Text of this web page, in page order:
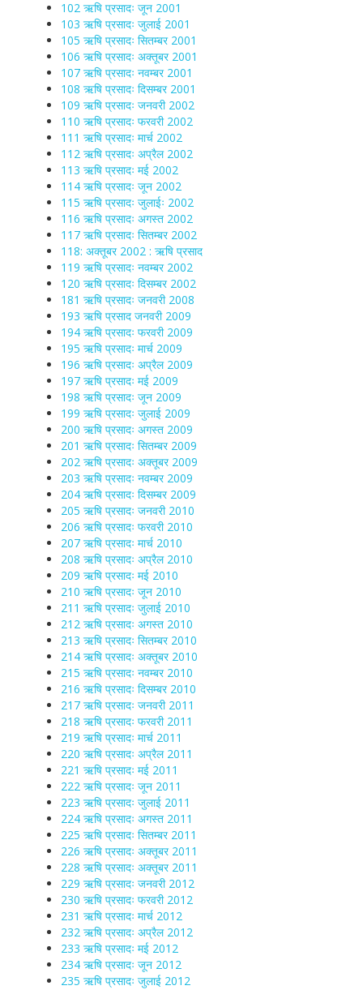
102 ऋषि प्रसादः जून 2001
103 ऋषि प्रसादः जुलाई 2001
105 ऋषि प्रसादः सितम्बर 2001
106 ऋषि प्रसादः अक्तूबर 2001
107 ऋषि प्रसादः नवम्बर 2001
108 ऋषि प्रसादः दिसम्बर 2001
109 ऋषि प्रसादः जनवरी 2002
110 ऋषि प्रसादः फरवरी 2002
111 ऋषि प्रसादः मार्च 2002
112 ऋषि प्रसादः अप्रैल 2002
113 ऋषि प्रसादः मई 2002
114 ऋषि प्रसादः जून 2002
115 ऋषि प्रसादः जुलाईः 2002
116 ऋषि प्रसादः अगस्त 2002
117 ऋषि प्रसादः सितम्बर 2002
118: अक्तूबर 2002 : ऋषि प्रसाद
119 ऋषि प्रसादः नवम्बर 2002
120 ऋषि प्रसादः दिसम्बर 2002
181 ऋषि प्रसादः जनवरी 2008
193 ऋषि प्रसाद जनवरी 2009
194 ऋषि प्रसादः फरवरी 2009
195 ऋषि प्रसादः मार्च 2009
196 ऋषि प्रसादः अप्रैल 2009
197 ऋषि प्रसादः मई 2009
198 ऋषि प्रसादः जून 2009
199 ऋषि प्रसादः जुलाई 2009
200 ऋषि प्रसादः अगस्त 2009
201 ऋषि प्रसादः सितम्बर 2009
202 ऋषि प्रसादः अक्तूबर 2009
203 ऋषि प्रसादः नवम्बर 2009
204 ऋषि प्रसादः दिसम्बर 2009
205 ऋषि प्रसादः जनवरी 2010
206 ऋषि प्रसादः फरवरी 2010
207 ऋषि प्रसादः मार्च 2010
208 ऋषि प्रसादः अप्रैल 2010
209 ऋषि प्रसादः मई 2010
210 ऋषि प्रसादः जून 2010
211 ऋषि प्रसादः जुलाई 2010
212 ऋषि प्रसादः अगस्त 2010
213 ऋषि प्रसादः सितम्बर 2010
214 ऋषि प्रसादः अक्तूबर 2010
215 ऋषि प्रसादः नवम्बर 2010
216 ऋषि प्रसादः दिसम्बर 2010
217 ऋषि प्रसादः जनवरी 2011
218 ऋषि प्रसादः फरवरी 2011
219 ऋषि प्रसादः मार्च 2011
220 ऋषि प्रसादः अप्रैल 2011
221 ऋषि प्रसादः मई 2011
222 ऋषि प्रसादः जून 2011
223 ऋषि प्रसादः जुलाई 2011
224 ऋषि प्रसादः अगस्त 2011
225 ऋषि प्रसादः सितम्बर 2011
226 ऋषि प्रसादः अक्तूबर 2011
228 ऋषि प्रसादः अक्तूबर 2011
229 ऋषि प्रसादः जनवरी 2012
230 ऋषि प्रसादः फरवरी 2012
231 ऋषि प्रसादः मार्च 2012
232 ऋषि प्रसादः अप्रैल 2012
233 ऋषि प्रसादः मई 2012
234 ऋषि प्रसादः जून 2012
235 ऋषि प्रसादः जुलाई 2012